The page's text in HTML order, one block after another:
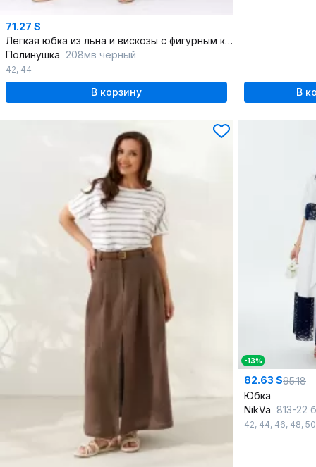
71.27 $
Легкая юбка из льна и вискозы с фигурным клином
Полинушка 208мв черный
42, 44
В корзину В
-13%
82.63 $95.18
Юбка
NikVa 813-22
42, 44, 46, 48, 50